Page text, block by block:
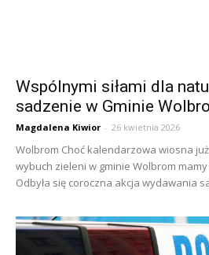
Wspólnymi siłami dla
sadzenie w Gminie
Magdalena Kiwior - 26 kwietnia 2026
Wolbrom Choć kalendarzowa wiosna
wybuch zieleni w gminie Wolbrom
Odbyła się coroczna akcja wydawania